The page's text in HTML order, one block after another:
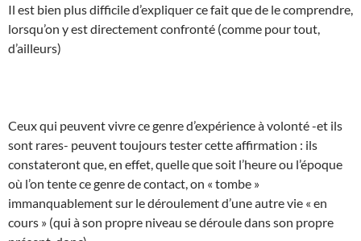
Il est bien plus difficile d’expliquer ce fait que de le comprendre,
lorsqu’on y est directement confronté (comme pour tout,
d’ailleurs)
Ceux qui peuvent vivre ce genre d’expérience à volonté -et ils
sont rares- peuvent toujours tester cette affirmation : ils
constateront que, en effet, quelle que soit l’heure ou l’époque
où l’on tente ce genre de contact, on « tombe »
immanquablement sur le déroulement d’une autre vie « en
cours » (qui à son propre niveau se déroule dans son propre